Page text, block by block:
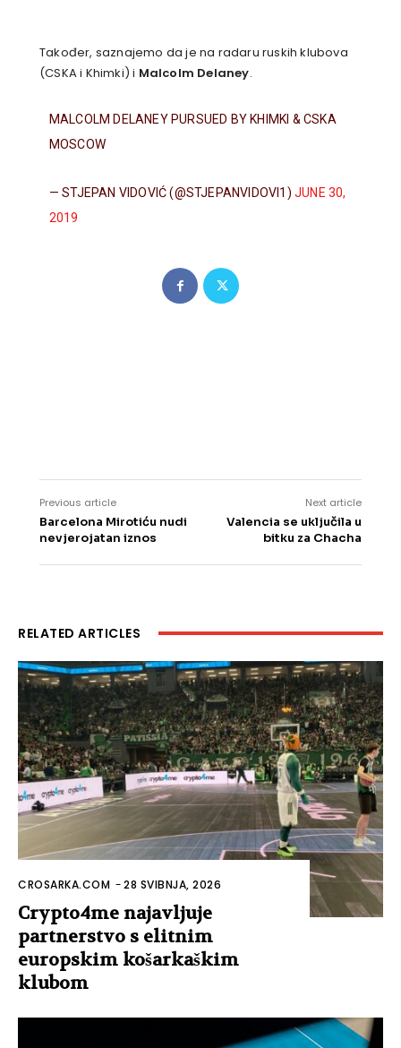
Također, saznajemo da je na radaru ruskih klubova
(CSKA i Khimki) i Malcolm Delaney.
MALCOLM DELANEY PURSUED BY KHIMKI & CSKA
MOSCOW
— STJEPAN VIDOVIĆ (@STJEPANVIDOVI1) JUNE 30,
2019
Previous article
Barcelona Mirotiću nudi
nevjerojatan iznos
Next article
Valencia se uključila u
bitku za Chacha
RELATED ARTICLES
CROSARKA.COM -28 SVIBNJA, 2026
Crypto4me najavljuje
partnerstvo s elitnim
europskim košarkaškim
klubom